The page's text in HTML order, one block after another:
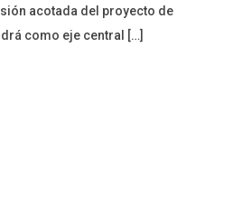
acotada del proyecto de
como eje central […]